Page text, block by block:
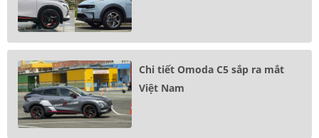
Chi tiết Omoda C5 sắp ra mắt
Việt Nam